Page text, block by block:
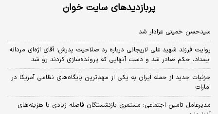
پربازدیدهای سایت خوان
سیدحسن خمینی عزادار شد
روایت فرزند شهید علی لاریجانی درباره رد صلاحیت پدرش؛ آقای اژه‌ای مردانه
ایستاد، حکم صادر شد و دست آنهایی که پرونده‌سازی کردند رو شد
جزئیات جدید از حمله ایران به یکی از مهم‌ترین پایگاه‌های نظامی آمریکا در
امارات
مدیرعامل تامین اجتماعی: مستمری بازنشستگان فاصله زیادی با هزینه‌های